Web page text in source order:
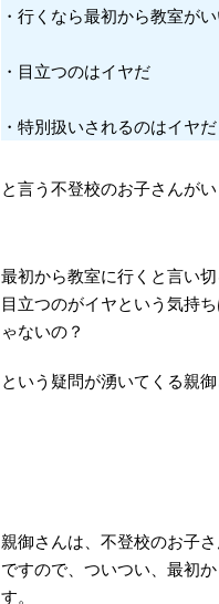
・行くなら最初から教室が
・目立つのはイヤだ
・特別扱いされるのはイヤだ
と言う不登校のお子さんがい
最初から教室に行くと言い
目立つのがイヤという気持
ゃないの？
という疑問が湧いてくる親
親御さんは、不登校のお子
ですので、ついつい、最初
す。